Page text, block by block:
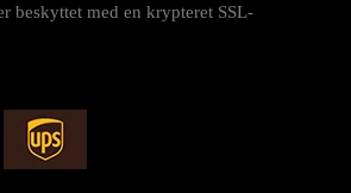
beskyttet med en krypteret SSL-